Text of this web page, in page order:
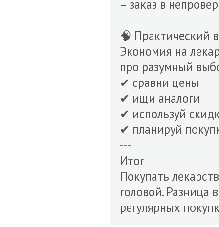
– заказ в
---
🧠 Практический
Экономия на
про разумный
✔ сравни цены
✔ ищи аналоги
✔ используй
✔ планируй
---
Итог
Покупать
головой. Разница
регулярных